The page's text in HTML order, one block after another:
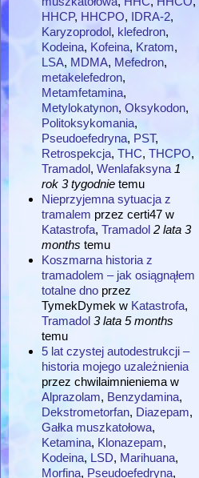
HHCP, HHCPO, IDRA-2,
Karyzoprodol, klefedron,
Kodeina, Kofeina, Kratom,
LSA, MDMA, Mefedron,
metakelefedron,
Metamfetamina,
Metylokatynon, Oksykodon,
Politoksykomania,
Pseudoefedryna, PST,
Retrospekcja, THC, THCPO,
Tramadol, Wenlafaksyna 1
rok 3 tygodnietemu
Nieprzyjemna sytuacja z
tramalem przez certi47 w
Katastrofa, Tramadol 2 lata 3
months temu
Koszmarna historia z
tramadolem – jak osiągnąłem
totalne dno przez
TymekDymek w Katastrofa,
Tramadol 3 lata 5 months
temu
5 lat czystej autodestrukcji –
historia mojego uzależnienia
przez chwilaimnieniema w
Alprazolam, Benzydamina,
Dekstrometorfan, Diazepam,
Gałka muszkatołowa,
Ketamina, Klonazepam,
Kodeina, LSD, Marihuana,
Morfina, Pseudoefedryna,